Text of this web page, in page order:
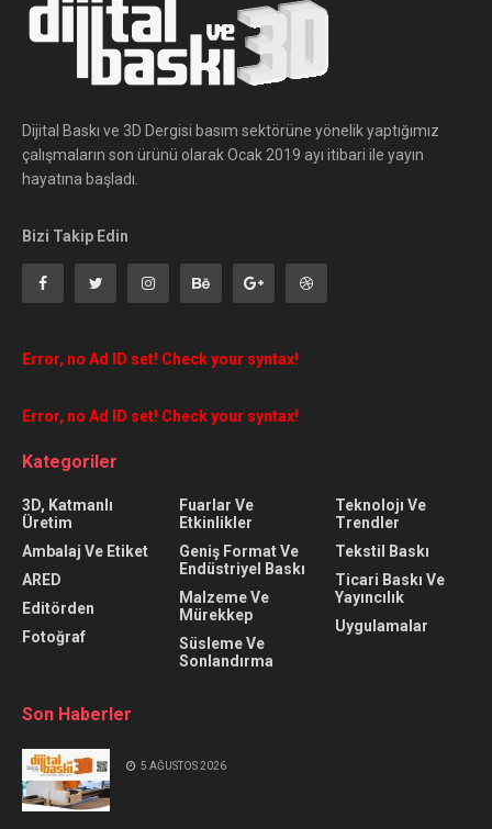
Dijital Baskı ve 3D Dergisi basım sektörüne yönelik yaptığımız
çalışmaların son ürünü olarak Ocak 2019 ayı itibari ile yayın
hayatına başladı.
Bizi Takip Edin
Error, no Ad ID set! Check your syntax!
Error, no Ad ID set! Check your syntax!
Kategoriler
3D, Katmanlı
Üretim
Ambalaj Ve Etiket
ARED
Editörden
Fotoğraf
Fuarlar Ve
Etkinlikler
Geniş Format Ve
Endüstriyel Baskı
Malzeme Ve
Mürekkep
Süsleme Ve
Sonlandırma
Teknolojı Ve
Trendler
Tekstil Baskı
Ticari Baskı Ve
Yayıncılık
Uygulamalar
Son Haberler
5 AĞUSTOS 2026